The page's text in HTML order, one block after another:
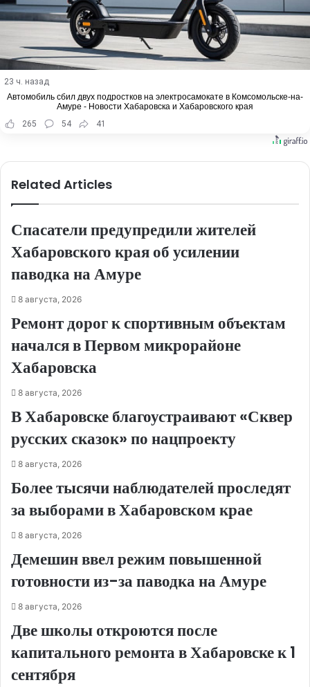
23 ч. назад
Автомобиль сбил двух подростков на электросамокате в Комсомольске-на-
Амуре - Новости Хабаровска и Хабаровского края
265
54 41
Related Articles
Спасатели предупредили жителей
Хабаровского края об усилении
паводка на Амуре
8 августа, 2026
Ремонт дорог к спортивным объектам
начался в Первом микрорайоне
Хабаровска
8 августа, 2026
В Хабаровске благоустраивают «Сквер
русских сказок» по нацпроекту
8 августа, 2026
Более тысячи наблюдателей проследят
за выборами в Хабаровском крае
8 августа, 2026
Демешин ввел режим повышенной
готовности из-за паводка на Амуре
8 августа, 2026
Две школы откроются после
капитального ремонта в Хабаровске к 1
сентября